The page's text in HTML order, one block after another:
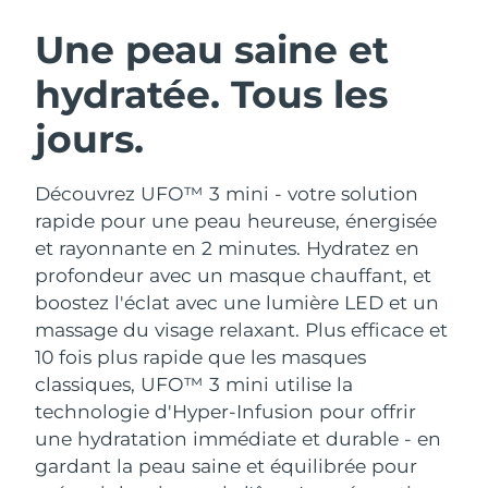
Une peau saine et
hydratée. Tous les
jours.
Découvrez UFO™ 3 mini - votre solution
rapide pour une peau heureuse, énergisée
et rayonnante en 2 minutes. Hydratez en
profondeur avec un masque chauffant, et
boostez l'éclat avec une lumière LED et un
massage du visage relaxant. Plus efficace et
10 fois plus rapide que les masques
classiques, UFO™ 3 mini utilise la
technologie d'Hyper-Infusion pour offrir
une hydratation immédiate et durable - en
gardant la peau saine et équilibrée pour
Nettoyage du visage
Anti-aging massage
LUNA™ 4 Plus
Massage, LED heating
LUNA™ 4 Men
For men, anti-aging massage
Microcurrent toning
BEAR™ 2 go
Microcurrent toning on-the-go
BEAR™ 2 eyes & lips
Microcurrent line smoothing device
Hydratation
UFO™ 3 coffret
Deep facial hydration
UFO™ 3 LED
Near-infrared and red light therapy
device
Soin bucco-dentaire
issa™ 4
Hybrid silicone sonic toothbrush
issa™ 4 plus
Smart hybrid silicone sonic toothbrush
FAQ™ TRAITEMENT ANTI-ÂGE
Anti-âge Traitements LED
NEW
Autriche Livraison estimée
Bahreïn Livraison estimée
Belgique
Bermudes Livraison estimée8/17/26
Bosnie-Herzégovine Livraison estimée
Brunei Livraison estimée 8/16/26
Bulgarie Livraison estimée8/11/26
Canada Livraison estimée
Chili Livraison estimée 8/15/26